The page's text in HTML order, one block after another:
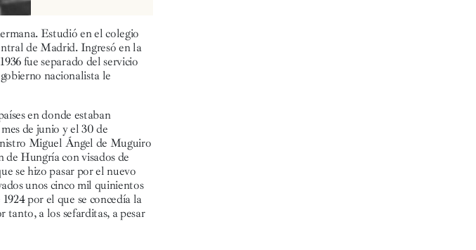
Estudió en el colegio
de Madrid. Ingresó en la
fue separado del servicio
nacionalista le
en donde estaban
de junio y el 30 de
Miguel Ángel de Muguiro
de Hungría con visados de
se hizo pasar por el nuevo
unos cinco mil quinientos
por el que se concedía la
tanto, a los sefarditas, a pesar